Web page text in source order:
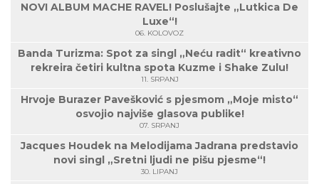
NOVI ALBUM MACHE RAVEL! Poslušajte „Lutkica De
Luxe“!
06. KOLOVOZ
Banda Turizma: Spot za singl „Neću radit“ kreativno
rekreira četiri kultna spota Kuzme i Shake Zulu!
11. SRPANJ
Hrvoje Burazer Pavešković s pjesmom „Moje misto“
osvojio najviše glasova publike!
07. SRPANJ
Jacques Houdek na Melodijama Jadrana predstavio
novi singl „Sretni ljudi ne pišu pjesme“!
30. LIPANJ